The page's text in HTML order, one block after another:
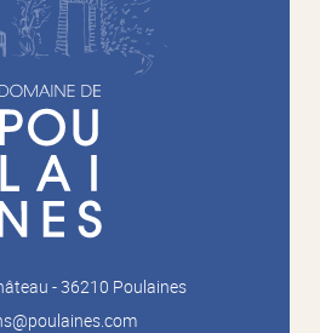
- 36210 Poulaines